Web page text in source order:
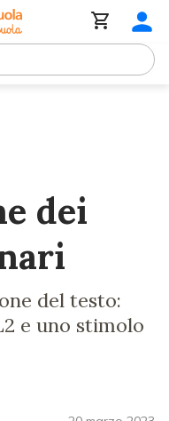
dei
del testo:
e uno stimolo